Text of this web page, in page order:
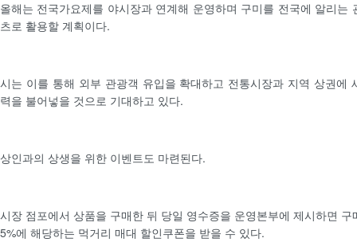
올해는 전국가요제를 야시장과 연계해 운영하며 구미를 전국에 알리는
츠로 활용할 계획이다.
시는 이를 통해 외부 관광객 유입을 확대하고 전통시장과 지역 상권에
력을 불어넣을 것으로 기대하고 있다.
상인과의 상생을 위한 이벤트도 마련된다.
시장 점포에서 상품을 구매한 뒤 당일 영수증을 운영본부에 제시하면 구
5%에 해당하는 먹거리 매대 할인쿠폰을 받을 수 있다.